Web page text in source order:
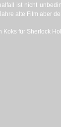
ist nicht
alte Film aber
Koks für Sherlock